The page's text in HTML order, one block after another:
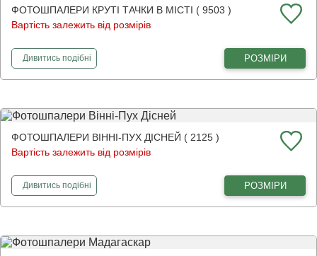
ФОТОШПАЛЕРИ КРУТІ ТАЧКИ В МІСТІ ( 9503 )
Вартість залежить від розмірів
Дивитисьфотошпалери
подібні РОЗМІРИ
ФОТОШПАЛЕРИ ВІННІ-ПУХ ДІСНЕЙ ( 2125 )
Вартість залежить від розмірів
Дивитисьфотошпалери
подібні РОЗМІРИ